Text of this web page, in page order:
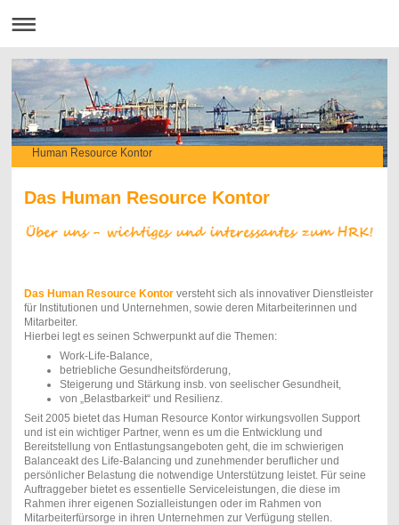
Human Resource Kontor
Das Human Resource Kontor
Das Human Resource Kontorversteht sich als innovativer Dienstleister
für Institutionen und Unternehmen, sowie deren Mitarbeiterinnen und
Mitarbeiter.
Hierbei legt es seinen Schwerpunkt auf die Themen:
Work-Life-Balance,
betriebliche Gesundheitsförderung,
Steigerung und Stärkung insb. von seelischer Gesundheit,
von „Belastbarkeit“ und Resilienz.
Seit 2005 bietet das Human Resource Kontor wirkungsvollen Support
und ist ein wichtiger Partner, wenn es um die Entwicklung und
Bereitstellung von Entlastungsangeboten geht, die im schwierigen
Balanceakt des Life-Balancing und zunehmender beruflicher und
persönlicher Belastung die notwendige Unterstützung leistet. Für seine
Auftraggeber bietet es essentielle Serviceleistungen, die diese im
Rahmen ihrer eigenen Sozialleistungen oder im Rahmen von
Mitarbeiterfürsorge in ihren Unternehmen zur Verfügung stellen.